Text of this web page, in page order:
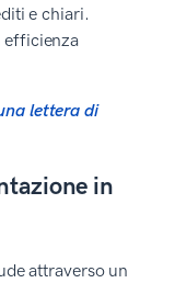
e chiari.
efficienza
lettera di
in
attraverso un